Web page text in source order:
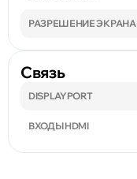
РАЗРЕШЕНИЕ ЭКРАНА
Связь
DISPLAYPORT
ВХОДЫ HDMI